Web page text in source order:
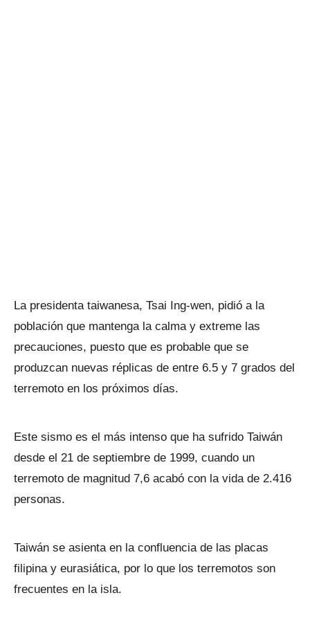
La presidenta taiwanesa, Tsai Ing-wen, pidió a la
población que mantenga la calma y extreme las
precauciones, puesto que es probable que se
produzcan nuevas réplicas de entre 6.5 y 7 grados del
terremoto en los próximos días.
Este sismo es el más intenso que ha sufrido Taiwán
desde el 21 de septiembre de 1999, cuando un
terremoto de magnitud 7,6 acabó con la vida de 2.416
personas.
Taiwán se asienta en la confluencia de las placas
filipina y eurasiática, por lo que los terremotos son
frecuentes en la isla.